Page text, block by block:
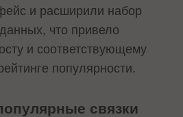
и расширили набор
что привело
и соответствующему
популярности.
связки